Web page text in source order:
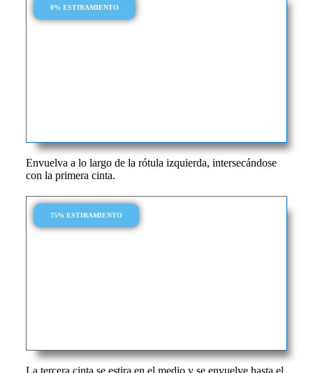
0% ESTIRAMIENTO
Envuelva a lo largo de la rótula izquierda, intersecándose
con la primera cinta.
75% ESTIRAMIENTO
La tercera cinta se estira en el medio y se envuelve hasta el